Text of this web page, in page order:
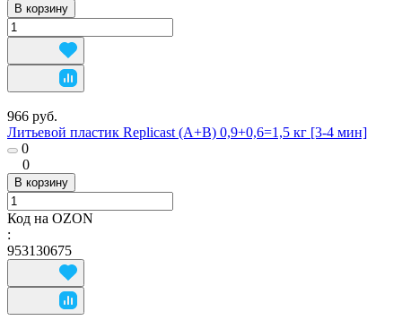
В корзину
966 руб.
Литьевой пластик Replicast (А+В) 0,9+0,6=1,5 кг [3-4 мин]
0
0
В корзину
Код на OZON
:
953130675